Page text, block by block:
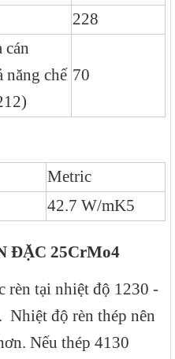
228
cán
năng chế 70
Metric
42.7 W/mK5
ĐẶC 25CrMo4
rèn tại nhiệt độ 1230 -
Nhiệt độ rèn thép nên
Nếu thép 4130